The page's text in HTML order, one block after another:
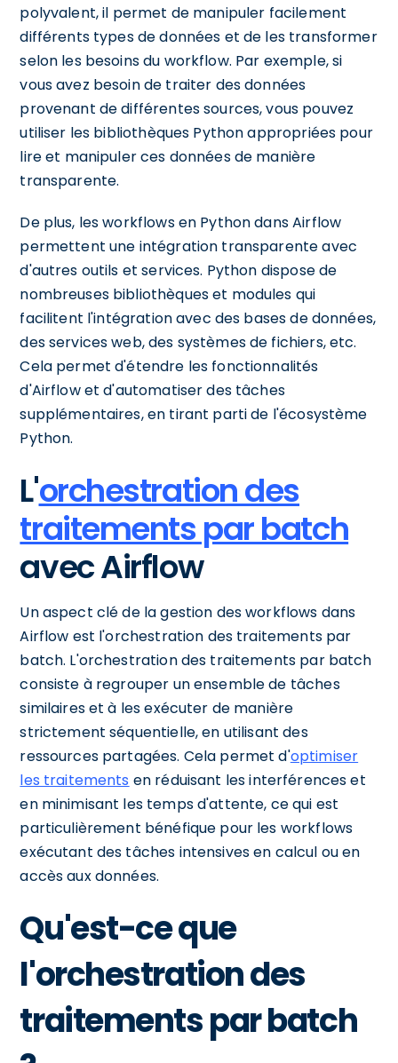
polyvalent, il permet de manipuler facilement
différents types de données et de les transformer
selon les besoins du workflow. Par exemple, si
vous avez besoin de traiter des données
provenant de différentes sources, vous pouvez
utiliser les bibliothèques Python appropriées pour
lire et manipuler ces données de manière
transparente.
De plus, les workflows en Python dans Airflow
permettent une intégration transparente avec
d'autres outils et services. Python dispose de
nombreuses bibliothèques et modules qui
facilitent l'intégration avec des bases de données,
des services web, des systèmes de fichiers, etc.
Cela permet d'étendre les fonctionnalités
d'Airflow et d'automatiser des tâches
supplémentaires, en tirant parti de l'écosystème
Python.
L'orchestration des
traitements par batch
avec Airflow
Un aspect clé de la gestion des workflows dans
Airflow est l'orchestration des traitements par
batch. L'orchestration des traitements par batch
consiste à regrouper un ensemble de tâches
similaires et à les exécuter de manière
strictement séquentielle, en utilisant des
ressources partagées. Cela permet d'optimiser
les traitements en réduisant les interférences et
en minimisant les temps d'attente, ce qui est
particulièrement bénéfique pour les workflows
exécutant des tâches intensives en calcul ou en
accès aux données.
Qu'est-ce que
l'orchestration des
traitements par batch